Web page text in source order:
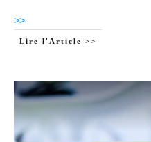
>>
Lire l'Article >>